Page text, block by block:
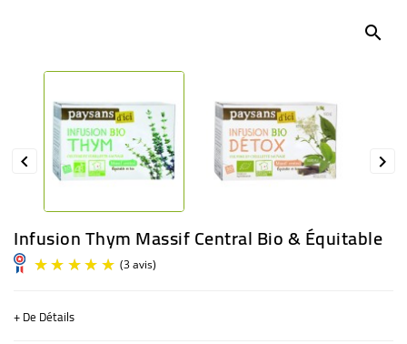
search
 
Infusion Thym Massif Central Bio & Équitable
+ De Détails